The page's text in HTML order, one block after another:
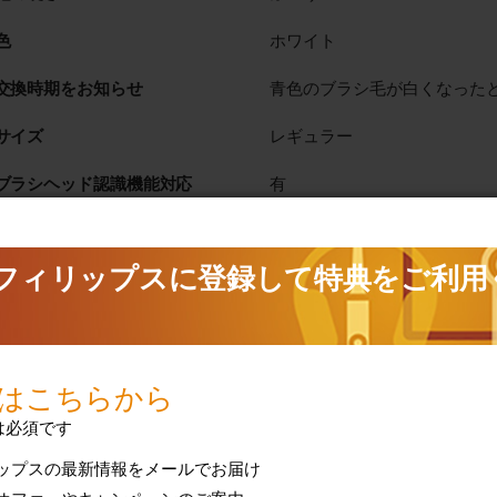
ホワイト
換時期をお知らせ 青色のブラシ毛が白くなった
イズ レギュラー
ラシヘッド認識機能対応 有
ラシヘッド装着方式 はめ込み式
用できないモデル Philips One
応歯ブラシ
技術仕様をすべて表示